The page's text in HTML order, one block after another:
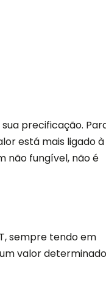
precificação.
está mais ligado à
não fungível, não é
sempre tendo em
valor determinado